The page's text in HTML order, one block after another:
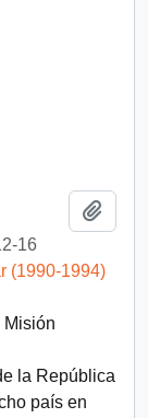
16
(1990-1994)
Misión
la República
país en